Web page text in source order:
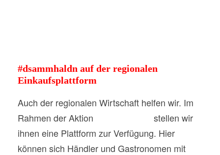
#dsammhaldn auf der regionalen
Einkaufsplattform
Auch der regionalen Wirtschaft helfen wir. Im
Rahmen der Aktion
stellen wir
ihnen eine Plattform zur Verfügung. Hier
können sich Händler und Gastronomen mit